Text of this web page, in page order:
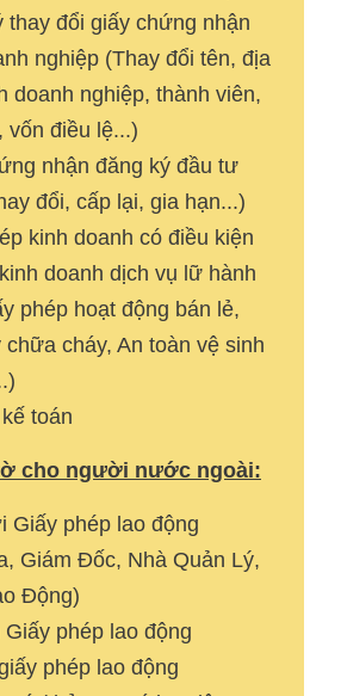
thay đổi giấy chứng nhận
nghiệp (Thay đổi tên, địa
doanh nghiệp, thành viên,
điều lệ...)
nhận đăng ký đầu tư
đổi, cấp lại, gia hạn...)
kinh doanh có điều kiện
doanh dịch vụ lữ hành
phép hoạt động bán lẻ,
chữa cháy, An toàn vệ sinh
toán
cho người nước ngoài:
Giấy phép lao động
Giám Đốc, Nhà Quản Lý,
Động)
Giấy phép lao động
phép lao động